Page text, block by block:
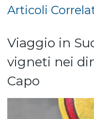
Articoli
Viaggio in
vigneti nei
Capo